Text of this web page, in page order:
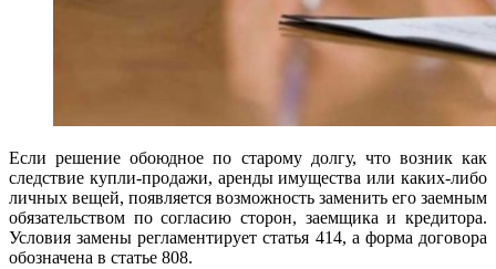
Если решение обоюдное по старому долгу, что возник как
следствие купли-продажи, аренды имущества или каких-либо
личных вещей, появляется возможность заменить его заемным
обязательством по согласию сторон, заемщика и кредитора.
Условия замены регламентирует статья 414, а форма договора
обозначена в статье 808.